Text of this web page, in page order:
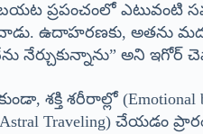
బయట ప్రపంచంలో
ఉదాహరణకు, అతను
అని ఇగోర్
శరీరాల్లో (Emotional
Traveling) చేయడం